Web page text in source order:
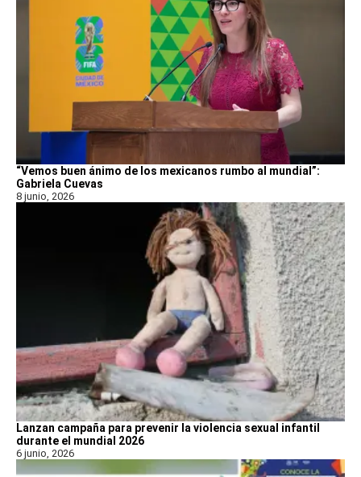
“Vemos buen ánimo de los mexicanos rumbo al mundial”:
Gabriela Cuevas
8 junio, 2026
Lanzan campaña para prevenir la violencia sexual infantil
durante el mundial 2026
6 junio, 2026